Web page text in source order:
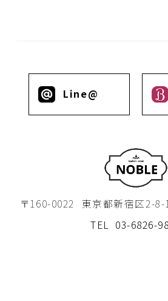
Line@
〒160-0022
東京都新宿区2-8-
TEL 03-6826-